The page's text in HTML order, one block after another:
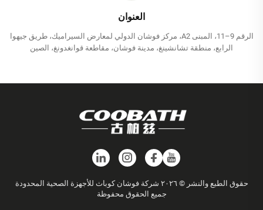
العنوان
الرقم 9–11، المبنى A2، مركز فوشان الدولي لمعارض السيراميك، طريق جيهوا
الرابع، منطقة تشانشينغ، مدينة فوشان، مقاطعة قوانغدونغ، الصين
حقوق الطبع والنشر © ٢٠٢٦ شركة فوشان كوباث للأجهزة الصحية المحدودة
جميع الحقوق محفوظة